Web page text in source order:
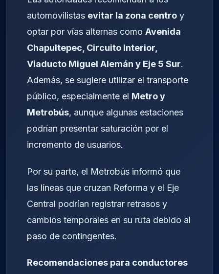
automovilistas evitar la zona centro y
optar por vías alternas como Avenida
Chapultepec, Circuito Interior,
Viaducto Miguel Alemán y Eje 5 Sur.
Además, se sugiere utilizar el transporte
público, especialmente el Metro y
Metrobús, aunque algunas estaciones
podrían presentar saturación por el
incremento de usuarios.
Por su parte, el Metrobús informó que
las líneas que cruzan Reforma y el Eje
Central podrían registrar retrasos y
cambios temporales en su ruta debido al
paso de contingentes.
Recomendaciones para conductores